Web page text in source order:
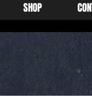
SHOP